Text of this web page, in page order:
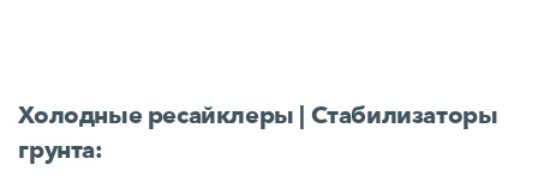
Холодные ресайклеры | Стабилизаторы
грунта: